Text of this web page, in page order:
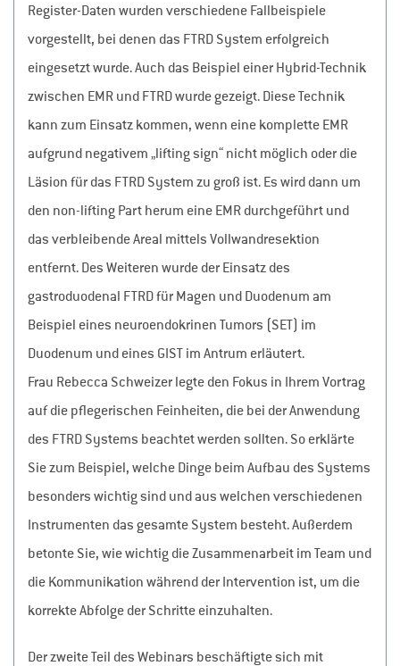
Register-Daten wurden verschiedene Fallbeispiele
vorgestellt, bei denen das FTRD System erfolgreich
eingesetzt wurde. Auch das Beispiel einer Hybrid-Technik
zwischen EMR und FTRD wurde gezeigt. Diese Technik
kann zum Einsatz kommen, wenn eine komplette EMR
aufgrund negativem „lifting sign“ nicht möglich oder die
Läsion für das FTRD System zu groß ist. Es wird dann um
den non-lifting Part herum eine EMR durchgeführt und
das verbleibende Areal mittels Vollwandresektion
entfernt. Des Weiteren wurde der Einsatz des
gastroduodenal FTRD für Magen und Duodenum am
Beispiel eines neuroendokrinen Tumors (SET) im
Duodenum und eines GIST im Antrum erläutert.
Frau Rebecca Schweizer legte den Fokus in Ihrem Vortrag
auf die pflegerischen Feinheiten, die bei der Anwendung
des FTRD Systems beachtet werden sollten. So erklärte
Sie zum Beispiel, welche Dinge beim Aufbau des Systems
besonders wichtig sind und aus welchen verschiedenen
Instrumenten das gesamte System besteht. Außerdem
betonte Sie, wie wichtig die Zusammenarbeit im Team und
die Kommunikation während der Intervention ist, um die
korrekte Abfolge der Schritte einzuhalten.
Der zweite Teil des Webinars beschäftigte sich mit